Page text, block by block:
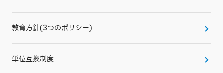
教育方針(3つのポリシー)
単位互換制度